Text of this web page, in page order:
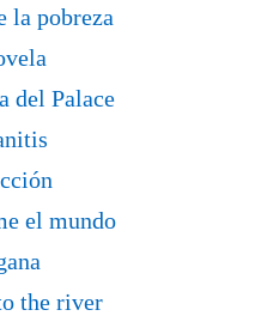
la pobreza
del Palace
el mundo
the river